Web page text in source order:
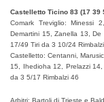
Castelletto Ticino 83 (17 39
Comark Treviglio: Minessi
Demartini 15, Zanella 13, De
17/49 Tiri da 3 10/24
Castelletto: Centanni,
15, Ihedioha 12, Prelazzi
da 3 5/17 Rimbalzi 46
Arbitri: Bartoli di Trieste e